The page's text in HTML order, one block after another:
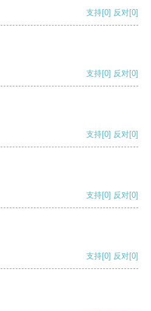
支持[0] 反对[0]
支持[0] 反对[0]
支持[0] 反对[0]
支持[0] 反对[0]
支持[0] 反对[0]